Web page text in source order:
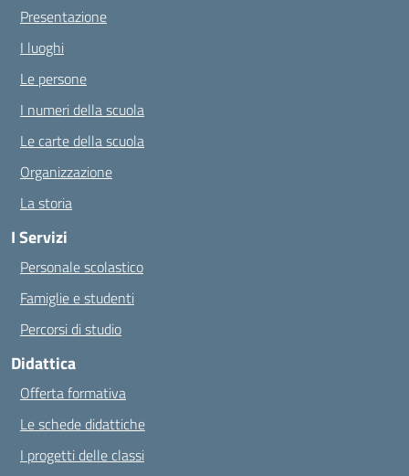
Presentazione
I luoghi
Le persone
I numeri della scuola
Le carte della scuola
Organizzazione
La storia
I Servizi
Personale scolastico
Famiglie e studenti
Percorsi di studio
Didattica
Offerta formativa
Le schede didattiche
I progetti delle classi